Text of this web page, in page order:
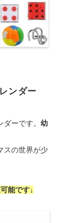
ンダー
ーです。 幼
スの世界が少
能です↓